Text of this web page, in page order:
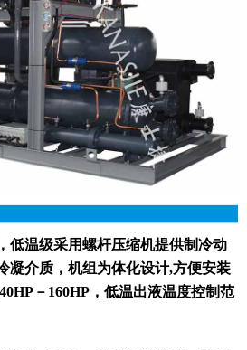
低温级采用螺杆压缩机提供制冷动
凝介质，机组为体化设计,方便安装
－160HP，低温出液温度控制范